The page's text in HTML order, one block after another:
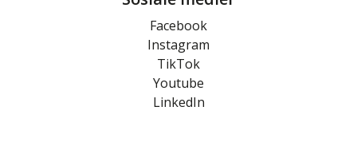
Facebook
Instagram
TikTok
Youtube
LinkedIn